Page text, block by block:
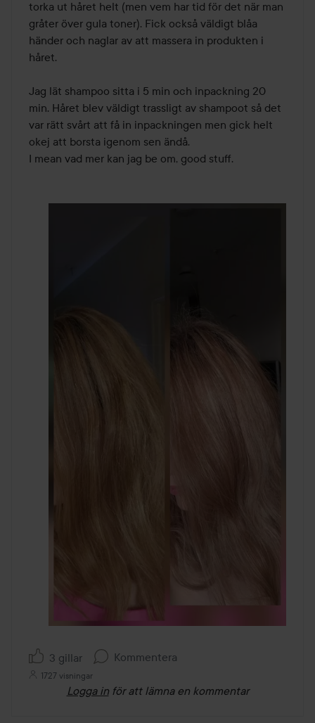
torka ut håret helt (men vem har tid för det när man
gråter över gula toner). Fick också väldigt blåa
händer och naglar av att massera in produkten i
håret.
Jag lät shampoo sitta i 5 min och inpackning 20
min. Håret blev väldigt trassligt av shampoot så det
var rätt svårt att få in inpackningen men gick helt
okej att borsta igenom sen ändå.
I mean vad mer kan jag be om, good stuff.
3 gillar Kommentera
1727 visningar
Logga in för att lämna en kommentar